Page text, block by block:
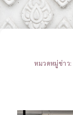
หมวดหมู่ข่าว: